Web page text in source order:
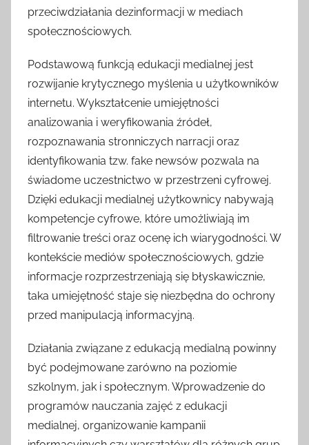
przeciwdziałania dezinformacji w mediach
społecznościowych.
Podstawową funkcją edukacji medialnej jest
rozwijanie krytycznego myślenia u użytkowników
internetu. Wykształcenie umiejętności
analizowania i weryfikowania źródeł,
rozpoznawania stronniczych narracji oraz
identyfikowania tzw. fake newsów pozwala na
świadome uczestnictwo w przestrzeni cyfrowej.
Dzięki edukacji medialnej użytkownicy nabywają
kompetencje cyfrowe, które umożliwiają im
filtrowanie treści oraz ocenę ich wiarygodności. W
kontekście mediów społecznościowych, gdzie
informacje rozprzestrzeniają się błyskawicznie,
taka umiejętność staje się niezbędna do ochrony
przed manipulacją informacyjną.
Działania związane z edukacją medialną powinny
być podejmowane zarówno na poziomie
szkolnym, jak i społecznym. Wprowadzenie do
programów nauczania zajęć z edukacji
medialnej, organizowanie kampanii